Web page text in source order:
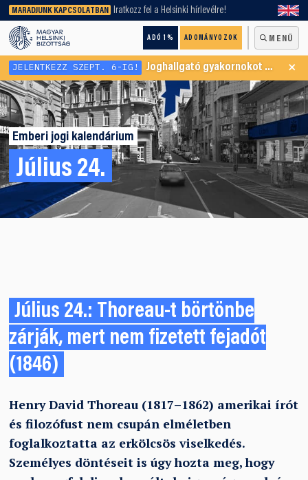
MARADJUNK KAPCSOLATBAN Iratkozz fel a Helsinki hírlevélre!
ADÓ 1% ADOMÁNYOZOK MENÜ
keresőnket!
JELENTKEZZ SZEPT. 6-IG! Joghallgató gyakornokot keresünk Menekültügyi Programunkba ×
Emberi jogi kalendárium
Július 24.
Július 24.: Thoreau-t börtönbe
zárják, mert nem fizetett fejadót
(1846)
Henry David Thoreau (1817–1862) amerikai írót
és filozófust nem csupán elméletben
foglalkoztatta az erkölcsös viselkedés.
Személyes döntéseit is úgy hozta meg, hogy